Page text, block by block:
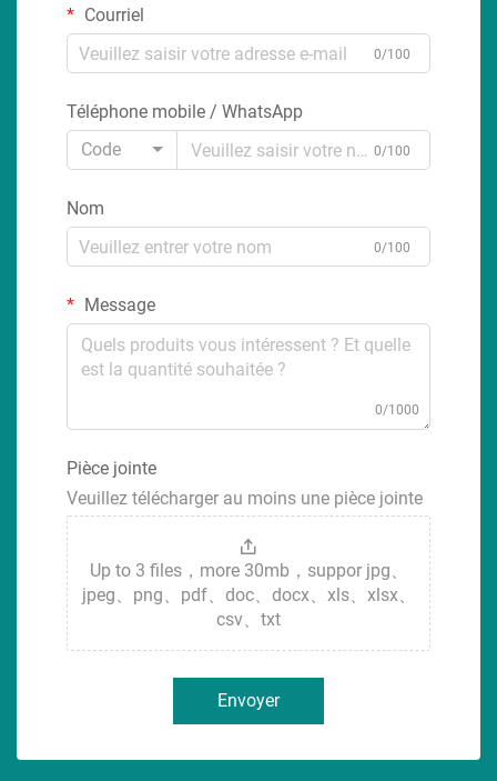
Courriel
0/100
Téléphone mobile / WhatsApp
Code
0/100
Nom
0/100
Message
0/1000
Pièce jointe
Veuillez télécharger au moins une pièce jointe
Up to 3 files，more 30mb，suppor jpg、
jpeg、png、pdf、doc、docx、xls、xlsx、
csv、txt
Envoyer